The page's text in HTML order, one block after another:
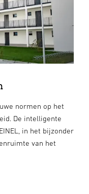
normen op het
De intelligente
in het bijzonder
van het